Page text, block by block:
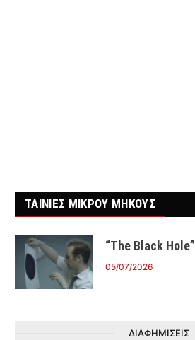
ΤΑΙΝΙΕΣ ΜΙΚΡΟΥ ΜΗΚΟΥΣ
“The Black Hole”
05/07/2026
ΔΙΑΦΗΜΙΣΕΙΣ